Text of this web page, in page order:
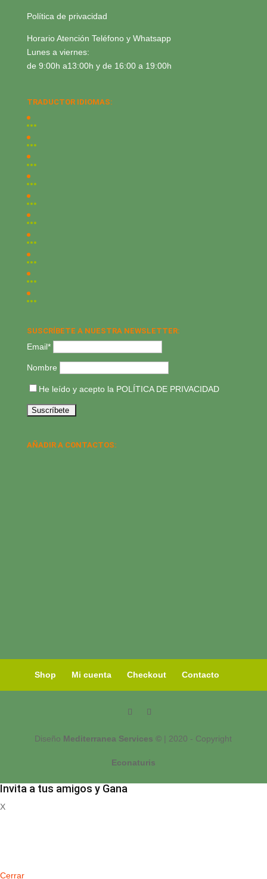
Política de privacidad
Horario Atención Teléfono y Whatsapp
Lunes a viernes:
de 9:00h a13:00h y de 16:00 a 19:00h
TRADUCTOR IDIOMAS:
SUSCRÍBETE A NUESTRA NEWSLETTER:
Email*
Nombre
He leído y acepto la POLÍTICA DE PRIVACIDAD
AÑADIR A CONTACTOS:
Shop Mi cuenta Checkout Contacto
Diseño Mediterranea Services © | 2020 - Copyright
Econaturis
Invita a tus amigos y Gana
X
Cerrar